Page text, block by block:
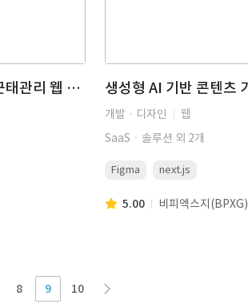
재택·유연근무를 위한 기업용 근태관리 웹 대시보드 UI/UX 디자인 및 반응형 퍼블리싱, B2B 업무 솔루션, HTML/CSS, ARIA 마크업
개발 · 디자인
웹
SaaSㆍ솔루션 외 2개
Figma next.js
5.00 비피엑스지(BPXG)
8 9 10